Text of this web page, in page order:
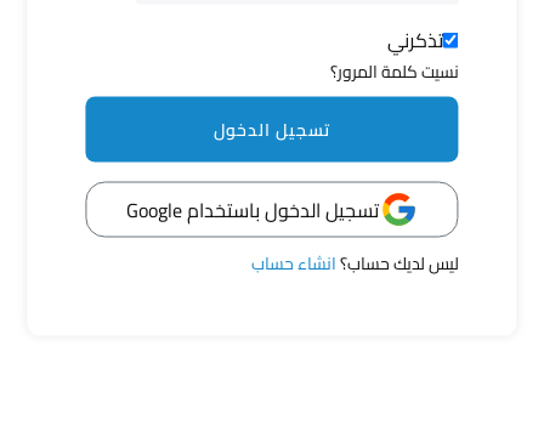
تذكرني
نسيت كلمة المرور؟
تسجيل الدخول
تسجيل الدخول باستخدام Google
ليس لديك حساب؟انشاء حساب
منشورات مرتبطة
عبر بحرية عن مشاعرك